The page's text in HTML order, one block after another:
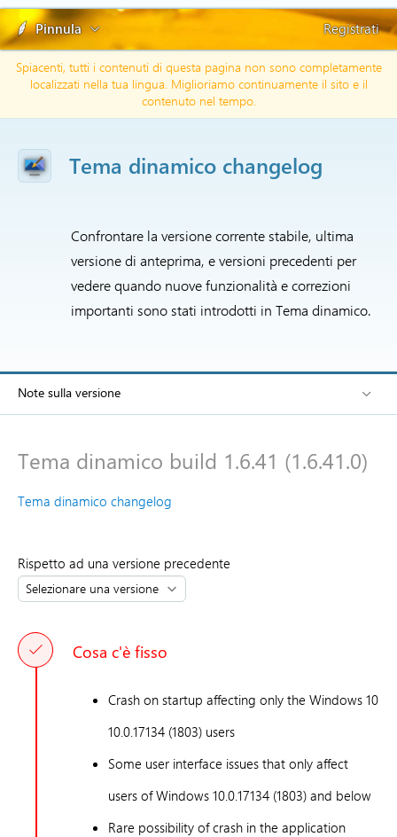
Pinnula Registrati
Spiacenti, tutti i contenuti di questa pagina non sono completamente
localizzati nella tua lingua. Miglioriamo continuamente il sito e il
contenuto nel tempo.
Tema dinamico changelog
Confrontare la versione corrente stabile, ultima
versione di anteprima, e versioni precedenti per
vedere quando nuove funzionalità e correzioni
importanti sono stati introdotti in Tema dinamico.
Note sulla versione
Tema dinamico build 1.6.41 (1.6.41.0)
Tema dinamico changelog
Rispetto ad una versione precedente
Cosa c'è fisso
Crash on startup affecting only the Windows 10
10.0.17134 (1803) users
Some user interface issues that only affect
users of Windows 10.0.17134 (1803) and below
Rare possibility of crash in the application